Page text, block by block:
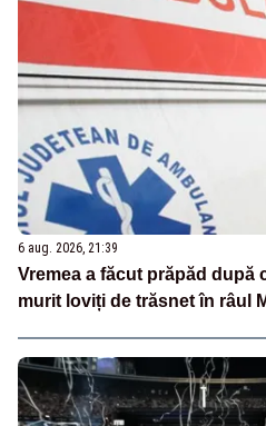
6 aug. 2026, 21:39
Vremea a făcut prăpăd după
murit loviți de trăsnet în râul